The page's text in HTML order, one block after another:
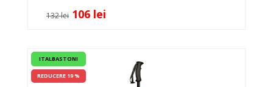
132 lei 106 lei
ITALBASTONI
REDUCERE 19 %